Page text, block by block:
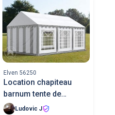
Elven 56250
Location chapiteau
barnum tente de
réception 6x4
Ludovic J